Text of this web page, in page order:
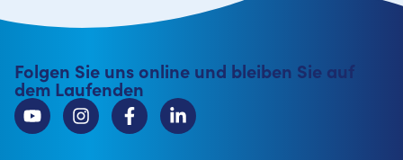
Folgen Sie uns online und bleiben Sie auf
dem Laufenden